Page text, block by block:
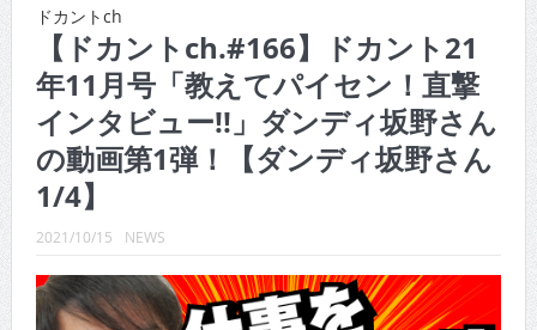
CINEMA×STYLE 287号
CINEMA×STYLE 286号
CINEMA×STYLE 285号
CINEMA×STYLE 294号
CINEMA×STYLE 293号
CINEMA×STYLE 292号
ドカントch
【ドカントch.#166】ドカント21
年11月号「教えてパイセン！直撃
インタビュー!!」ダンディ坂野さん
の動画第1弾！【ダンディ坂野さん
1/4】
2021/10/15 NEWS